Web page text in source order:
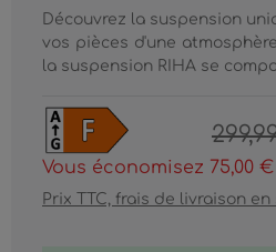
Découvrez la suspension
vos pièces d'une
la suspension RIHA se
Vous économisez 75,00 €
Prix TTC, frais de livraison en